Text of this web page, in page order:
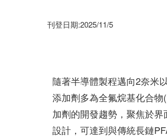
刊登日期:2025/11/5
隨著半導體製程邁向2奈米
添加劑多為全氟烷基化合
加劑的開發趨勢，聚焦於
設計，可達到與傳統長鏈